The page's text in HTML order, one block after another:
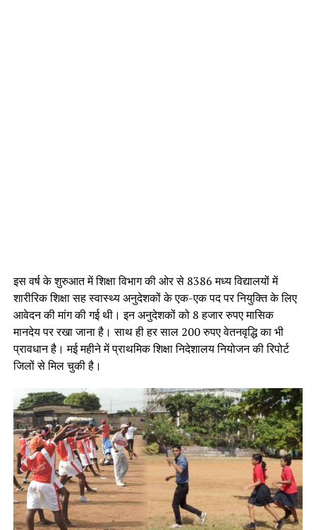
इस वर्ष के शुरुआत में शिक्षा विभाग की ओर से 8386 मध्य विद्यालयों में
शारीरिक शिक्षा सह स्वास्थ्य अनुदेशकों के एक-एक पद पर नियुक्ति के लिए
आवेदन की मांग की गई थी। इन अनुदेशकों को 8 हजार रुपए मासिक
मानदेय पर रखा जाना है। साथ ही हर साल 200 रुपए वेतनवृद्धि का भी
प्रावधान है। मई महीने में प्राथमिक शिक्षा निदेशालय नियोजन की रिपोर्ट
जिलों से मिल चुकी है।